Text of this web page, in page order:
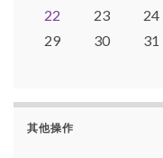
22
23 24
29
30
31
其他操作